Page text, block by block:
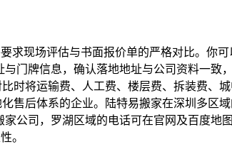
求现场评估与书面报价单的严格对比。你
门牌信息，确认落地地址与公司资料一
时将运输费、人工费、楼层费、拆装费、
售后体系的企业。陆特易搬家在深圳多区
公司，罗湖区域的电话可在官网及百度
。